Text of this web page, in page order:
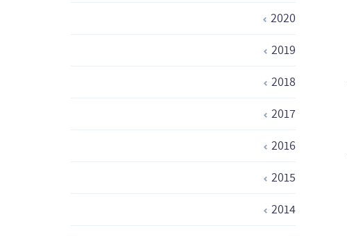
2020
2019
2018
2017
2016
2015
2014